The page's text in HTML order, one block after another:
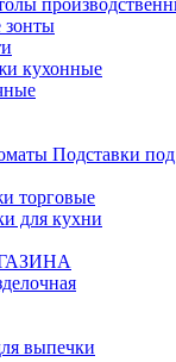
кухонные
Подставки
торговые
для кухни
выпечки